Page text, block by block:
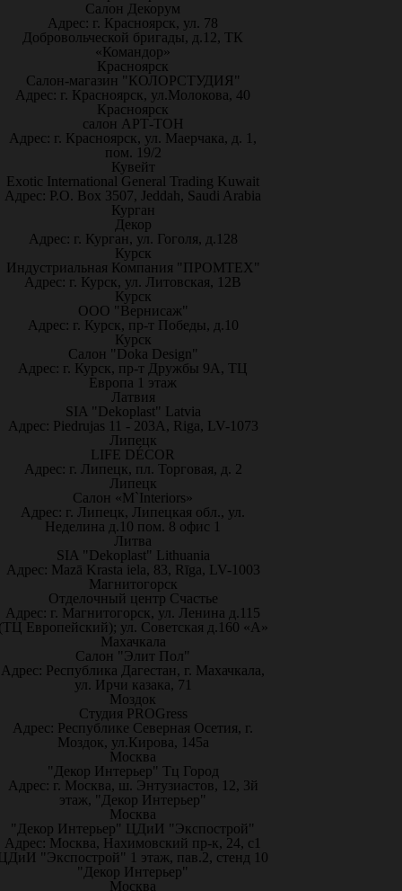
Салон Декорум
Адрес: г. Красноярск, ул. 78
Добровольческой бригады, д.12, ТК
«Командор»
Красноярск
Салон-магазин "КОЛОРСТУДИЯ"
Адрес: г. Красноярск, ул.Молокова, 40
Красноярск
салон АРТ-ТОН
Адрес: г. Красноярск, ул. Маерчака, д. 1,
пом. 19/2
Кувейт
Exotic International General Trading Kuwait
Адрес: P.O. Box 3507, Jeddah, Saudi Arabia
Курган
Декор
Адрес: г. Курган, ул. Гоголя, д.128
Курск
Индустриальная Компания "ПРОМТЕХ"
Адрес: г. Курск, ул. Литовская, 12В
Курск
ООО "Вернисаж"
Адрес: г. Курск, пр-т Победы, д.10
Курск
Салон "Doka Design"
Адрес: г. Курск, пр-т Дружбы 9А, ТЦ
Европа 1 этаж
Латвия
SIA "Dekoplast" Latvia
Адрес: Piedrujas 11 - 203A, Riga, LV-1073
Липецк
LIFE DÉCOR
Адрес: г. Липецк, пл. Торговая, д. 2
Липецк
Салон «M`Interiors»
Адрес: г. Липецк, Липецкая обл., ул.
Неделина д.10 пом. 8 офис 1
Литва
SIA "Dekoplast" Lithuania
Адрес: Mazā Krasta iela, 83, Rīga, LV-1003
Магнитогорск
Отделочный центр Счастье
Адрес: г. Магнитогорск, ул. Ленина д.115
Европейский); ул. Советская д.160 «А»
Махачкала
Салон "Элит Пол"
Адрес: Республика Дагестан, г. Махачкала,
ул. Ирчи казака, 71
Моздок
Студия PROGress
Адрес: Республике Северная Осетия, г.
Моздок, ул.Кирова, 145а
Москва
"Декор Интерьер" Тц Город
Адрес: г. Москва, ш. Энтузиастов, 12, 3й
этаж, "Декор Интерьер"
Москва
"Декор Интерьер" ЦДиИ "Экспострой"
Адрес: Москва, Нахимовский пр-к, 24, с1
"Экспострой" 1 этаж, пав.2, стенд 10
"Декор Интерьер"
Москва